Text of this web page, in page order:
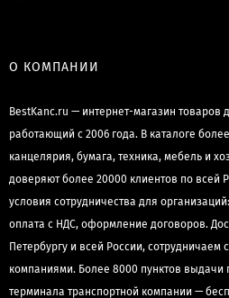
О КОМПАНИИ
BestKanc.ru — интернет-магазин товаров
работающий с 2006 года. В каталоге
канцелярия, бумага, техника, мебель и
доверяют более 20000 клиентов по всей
условия сотрудничества для
оплата с НДС, оформление договоров.
Петербургу и всей России,
компаниями. Более 8000 пунктов выдачи
терминала транспортной компании —